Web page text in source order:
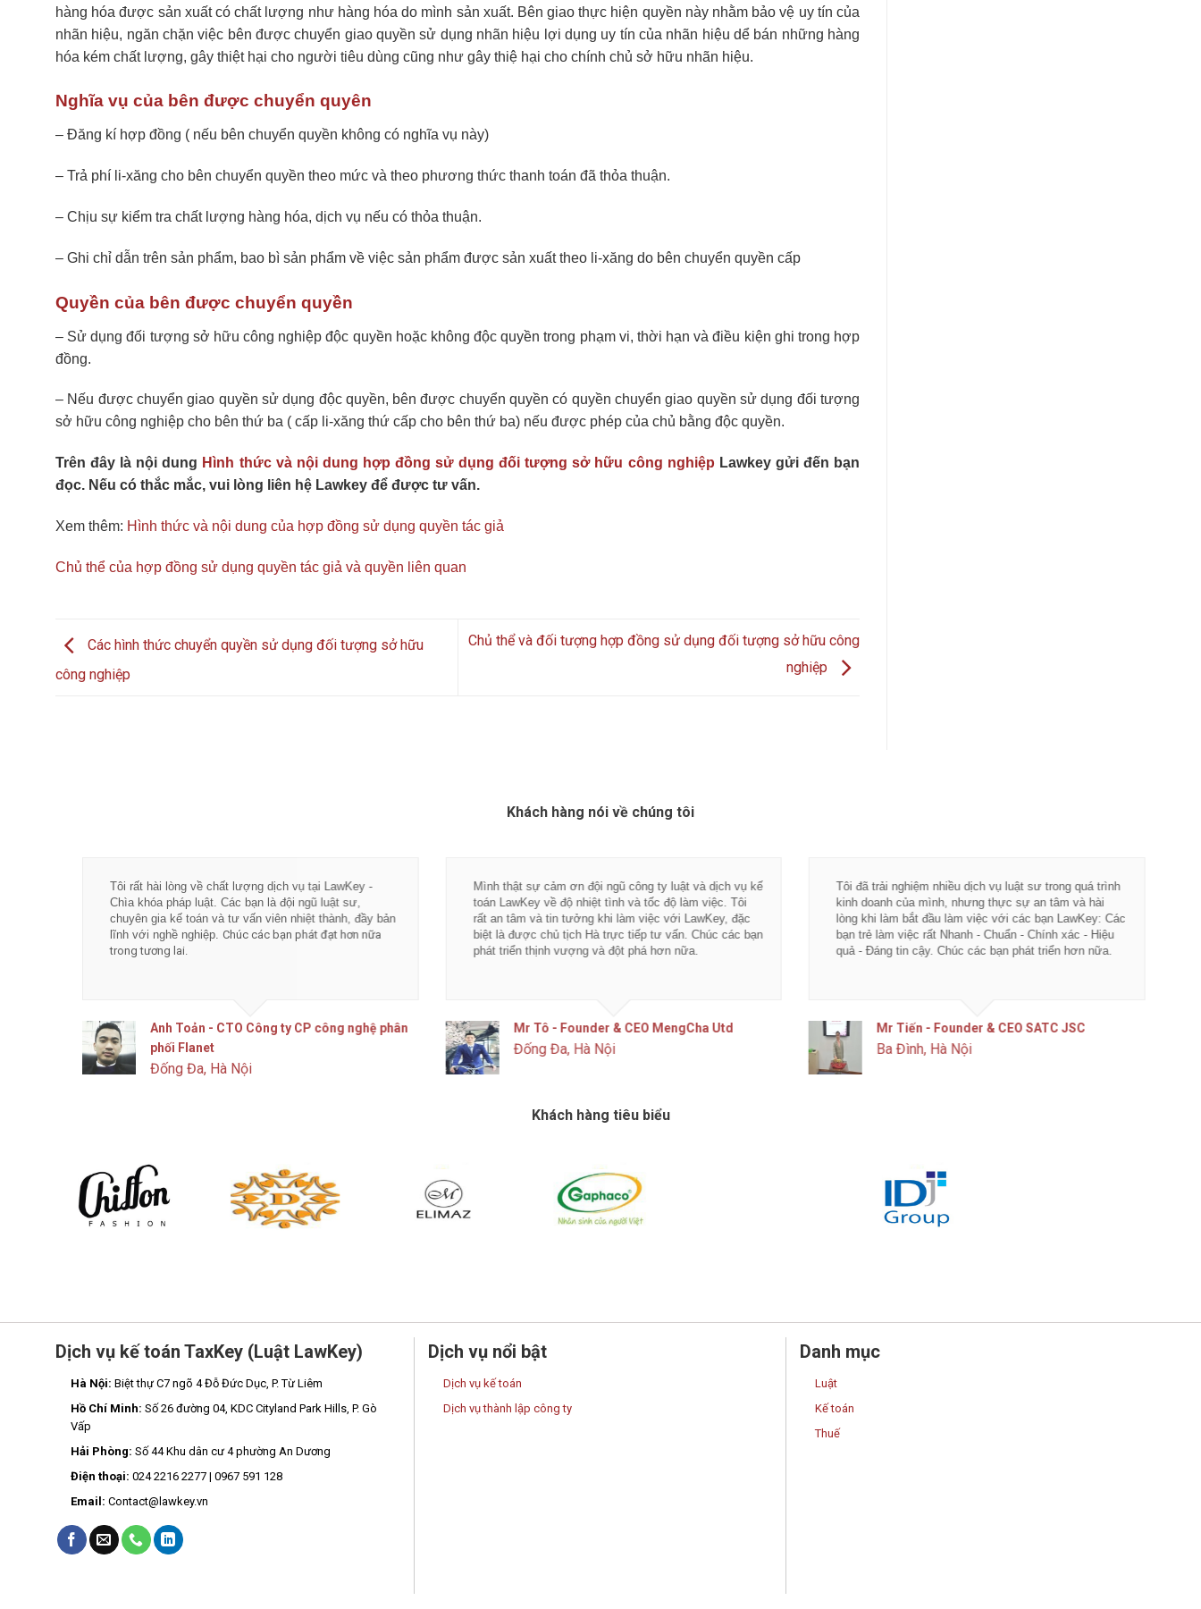
hàng hóa được sản xuất có chất lượng như hàng hóa do mình sản xuất. Bên giao thực hiện quyền này nhằm bảo vệ uy tín của
nhãn hiệu, ngăn chặn việc bên được chuyển giao quyền sử dụng nhãn hiệu lợi dụng uy tín của nhãn hiệu dể bán những hàng
hóa kém chất lượng, gây thiệt hại cho người tiêu dùng cũng như gây thiệ hại cho chính chủ sở hữu nhãn hiệu.
Nghĩa vụ của bên được chuyển quyên
– Đăng kí hợp đồng ( nếu bên chuyển quyền không có nghĩa vụ này)
– Trả phí li-xăng cho bên chuyển quyền theo mức và theo phương thức thanh toán đã thỏa thuận.
– Chịu sự kiểm tra chất lượng hàng hóa, dịch vụ nếu có thỏa thuận.
– Ghi chỉ dẫn trên sản phẩm, bao bì sản phẩm về việc sản phẩm được sản xuất theo li-xăng do bên chuyển quyền cấp
Quyền của bên được chuyển quyền
– Sử dụng đối tượng sở hữu công nghiệp độc quyền hoặc không độc quyền trong phạm vi, thời hạn và điều kiện ghi trong hợp
đồng.
– Nếu được chuyển giao quyền sử dụng độc quyền, bên được chuyển quyền có quyền chuyển giao quyền sử dụng đối tượng
sở hữu công nghiệp cho bên thứ ba ( cấp li-xăng thứ cấp cho bên thứ ba) nếu được phép của chủ bằng độc quyền.
Trên đây là nội dung Hình thức và nội dung hợp đồng sử dụng đối tượng sở hữu công nghiệp Lawkey gửi đến bạn
đọc. Nếu có thắc mắc, vui lòng liên hệ Lawkey để được tư vấn.
Xem thêm: Hình thức và nội dung của hợp đồng sử dụng quyền tác giả
Chủ thể của hợp đồng sử dụng quyền tác giả và quyền liên quan
Các hình thức chuyển quyền sử dụng đối tượng sở hữu
công nghiệp
Chủ thể và đối tượng hợp đồng sử dụng đối tượng sở hữu công
nghiệp
Khách hàng nói về chúng tôi
Tôi rất hài lòng về chất lượng dịch vụ tại LawKey -
Chìa khóa pháp luật. Các bạn là đội ngũ luật sư,
chuyên gia kế toán và tư vấn viên nhiệt thành, đầy bản
lĩnh với nghề nghiệp.Chúc các bạn phát đạt hơn nữa
trong tương lai.
Anh Toản - CTO Công ty CP công nghệ phân
phối Flanet
Đống Đa, Hà Nội
Mình thật sự cảm ơn đội ngũ công ty luật và dịch vụ kế
toán LawKey về độ nhiệt tình và tốc độ làm việc. Tôi
rất an tâm và tin tưởng khi làm việc với LawKey, đặc
biệt là được chủ tịch Hà trực tiếp tư vấn. Chúc các bạn
phát triển thịnh vượng và đột phá hơn nữa.
Mr Tô - Founder & CEO MengCha Utd
Đống Đa, Hà Nội
Tôi đã trải nghiệm nhiều dịch vụ luật sư trong quá trình
kinh doanh của mình, nhưng thực sự an tâm và hài
lòng khi làm bắt đầu làm việc với các bạn LawKey: Các
bạn trẻ làm việc rất Nhanh - Chuẩn - Chính xác - Hiệu
quả - Đáng tin cậy. Chúc các bạn phát triển hơn nữa.
Mr Tiến - Founder & CEO SATC JSC
Ba Đình, Hà Nội
Khách hàng tiêu biểu
Dịch vụ kế toán TaxKey (Luật LawKey)
Hà Nội: Biệt thự C7 ngõ 4 Đỗ Đức Dục, P. Từ Liêm
Hồ Chí Minh: Số 26 đường 04, KDC Cityland Park Hills, P. Gò
Vấp
Hải Phòng: Số 44 Khu dân cư 4 phường An Dương
Điện thoại: 024 2216 2277 | 0967 591 128
Email: Contact@lawkey.vn
Dịch vụ nổi bật
Dịch vụ kế toán
Dịch vụ thành lập công ty
Danh mục
Luật
Kế toán
Thuế